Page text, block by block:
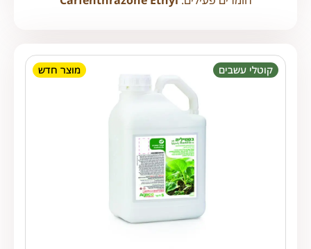
קוטלי עשבים מוצר חדש